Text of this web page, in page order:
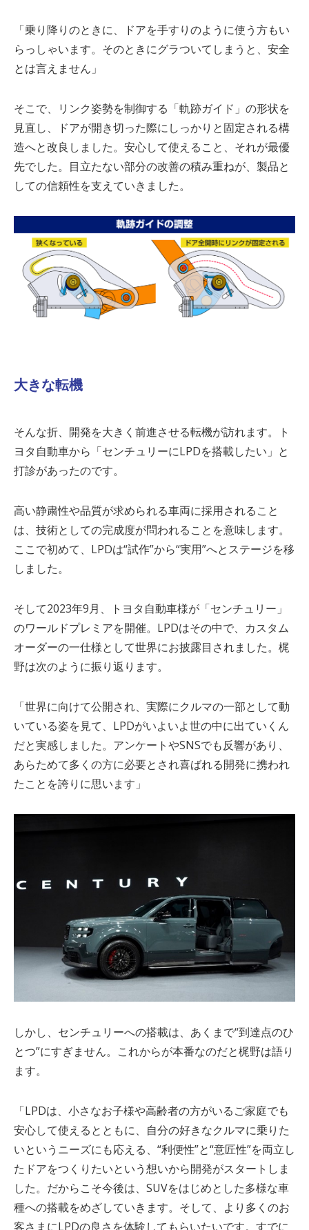
「乗り降りのときに、ドアを手すりのように使う方もい
らっしゃいます。そのときにグラついてしまうと、安全
とは言えません」
そこで、リンク姿勢を制御する「軌跡ガイド」の形状を
見直し、ドアが開き切った際にしっかりと固定される構
造へと改良しました。安心して使えること、それが最優
先でした。目立たない部分の改善の積み重ねが、製品と
しての信頼性を支えていきました。
大きな転機
そんな折、開発を大きく前進させる転機が訪れます。ト
ヨタ自動車から「センチュリーにLPDを搭載したい」と
打診があったのです。
高い静粛性や品質が求められる車両に採用されること
は、技術としての完成度が問われることを意味します。
ここで初めて、 LPDは“試作”から“実用”へとステージを移
しました。
そして2023年9月、トヨタ自動車様が「センチュリー」
のワールドプレミアを開催。 LPDはその中で、カスタム
オーダーの一仕様として世界にお披露目されました。梶
野は次のように振り返ります。
「世界に向けて公開され、実際にクルマの一部として動
いている姿を見て、 LPDがいよいよ世の中に出ていくん
だと実感しました。アンケートやSNSでも反響があり、
あらためて多くの方に必要とされ喜ばれる開発に携われ
たことを誇りに思います」
しかし、センチュリーへの搭載は、あくまで“到達点のひ
とつ”にすぎません。これからが本番なのだと梶野は語り
ます。
「LPDは、小さなお子様や高齢者の方がいるご家庭でも
安心して使えるとともに、自分の好きなクルマに乗りた
いというニーズにも応える、“利便性”と“意匠性”を両立し
たドアをつくりたいという想いから開発がスタートしま
した。だからこそ今後は、 SUVをはじめとした多様な車
種への搭載をめざしていきます。そして、より多くのお
客さまにLPDの良さを体験してもらいたいです。すでに